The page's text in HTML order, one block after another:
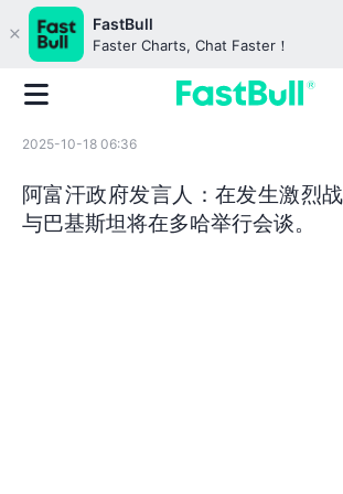
FastBull
Faster Charts, Chat Faster！
2025-10-18 06:36
阿富汗政府发言人：在发生激烈
与巴基斯坦将在多哈举行会谈。